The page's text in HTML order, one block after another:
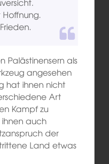
Palästinensern als
angesehen
hat ihnen nicht
Art
Kampf zu
ihnen auch
der
Land etwas